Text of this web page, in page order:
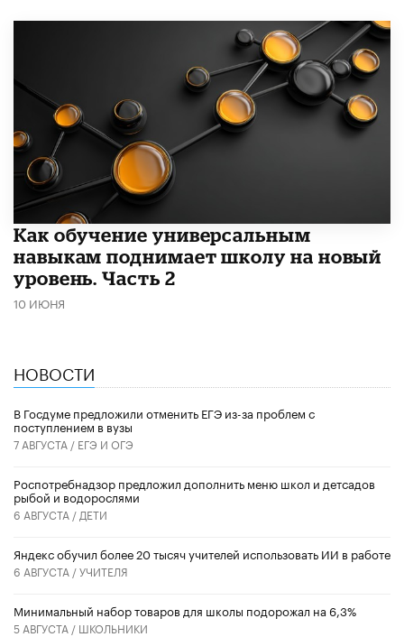
​Как обучение универсальным
навыкам поднимает школу на новый
уровень. Часть 2
10 ИЮНЯ
НОВОСТИ
В Госдуме предложили отменить ЕГЭ из-за проблем с
поступлением в вузы
7 АВГУСТА / ЕГЭ И ОГЭ
Роспотребнадзор предложил дополнить меню школ и детсадов
рыбой и водорослями
6 АВГУСТА / ДЕТИ
​Яндекс обучил более 20 тысяч учителей использовать ИИ в работе
6 АВГУСТА /УЧИТЕЛЯ
Минимальный набор товаров для школы подорожал на 6,3%
5 АВГУСТА / ШКОЛЬНИКИ